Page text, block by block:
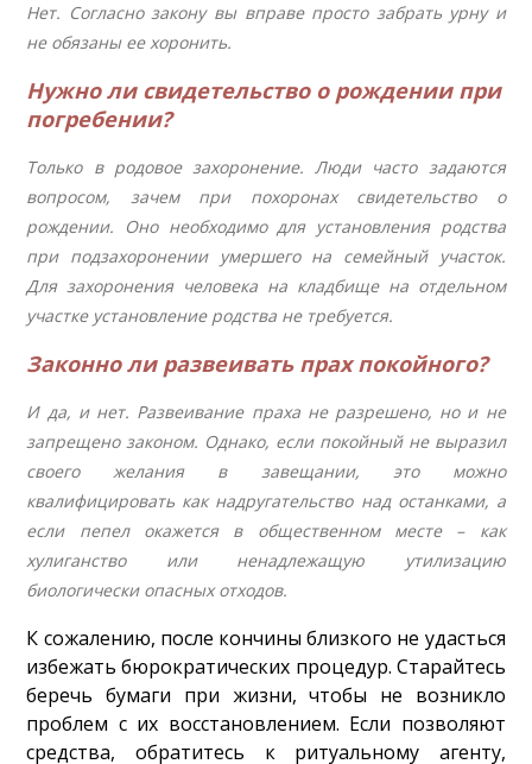
Нет. Согласно закону вы вправе просто забрать урну и
не обязаны ее хоронить.
Нужно ли свидетельство о рождении при
погребении?
Только в родовое захоронение. Люди часто задаются
вопросом, зачем при похоронах свидетельство о
рождении. Оно необходимо для установления родства
при подзахоронении умершего на семейный участок.
Для захоронения человека на кладбище на отдельном
участке установление родства не требуется.
Законно ли развеивать прах покойного?
И да, и нет. Развеивание праха не разрешено, но и не
запрещено законом. Однако, если покойный не выразил
своего желания в завещании, это можно
квалифицировать как надругательство над останками, а
если пепел окажется в общественном месте – как
хулиганство или ненадлежащую утилизацию
биологически опасных отходов.
К сожалению, после кончины близкого не удасться
избежать бюрократических процедур. Старайтесь
беречь бумаги при жизни, чтобы не возникло
проблем с их восстановлением. Если позволяют
средства, обратитесь к ритуальному агенту,